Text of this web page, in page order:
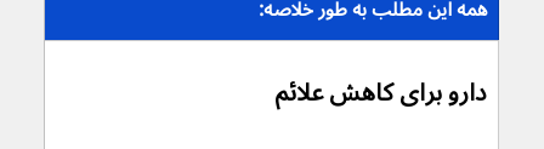
همه این مطلب به طور خلاصه:
دارو برای کاهش علائم